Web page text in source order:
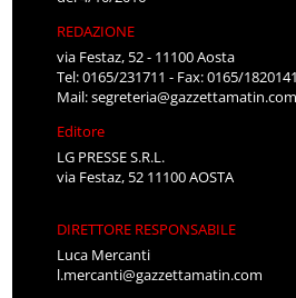
REDAZIONE
via Festaz, 52 - 11100 Aosta
Tel: 0165/231711 - Fax: 0165/1820141
Mail:segreteria@gazzettamatin.com
Editore
LG PRESSE S.R.L.
via Festaz, 52 11100 AOSTA
DIRETTORE RESPONSABILE
Luca Mercanti
l.mercanti@gazzettamatin.com